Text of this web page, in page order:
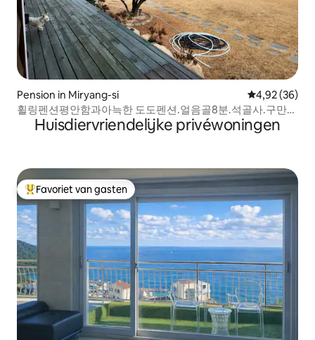
Pension in Miryang-si Gemiddelde
4,92 (36)
휠링펜션평안함과아늑한 도도펜션.얼음골8분.석골사.구만계
곡5분.숫구비시바베규이용무료.
Huisdiervriendelijke privéwoningen
Topfavoriet van gasten
Favoriet van gasten